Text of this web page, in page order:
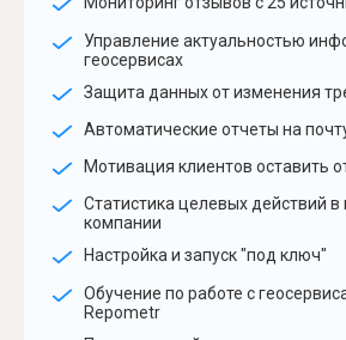
Управление актуальностью
геосервисах
Защита данных от изменения
Автоматические отчеты на
Мотивация клиентов оставить
Статистика целевых действий в
компании
Настройка и запуск "под ключ"
Обучение по работе с
Repometr